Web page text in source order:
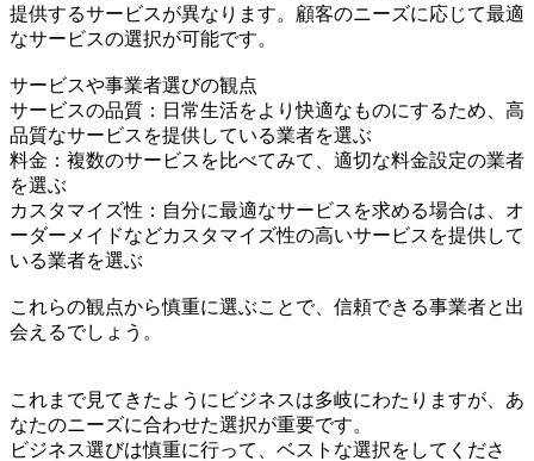
提供するサービスが異なります。顧客のニーズに応じて最適
なサービスの選択が可能です。
サービスや事業者選びの観点
サービスの品質：日常生活をより快適なものにするため、高
品質なサービスを提供している業者を選ぶ
料金：複数のサービスを比べてみて、適切な料金設定の業者
を選ぶ
カスタマイズ性：自分に最適なサービスを求める場合は、オ
ーダーメイドなどカスタマイズ性の高いサービスを提供して
いる業者を選ぶ
これらの観点から慎重に選ぶことで、信頼できる事業者と出
会えるでしょう。
これまで見てきたようにビジネスは多岐にわたりますが、あ
なたのニーズに合わせた選択が重要です。
ビジネス選びは慎重に行って、ベストな選択をしてくださ